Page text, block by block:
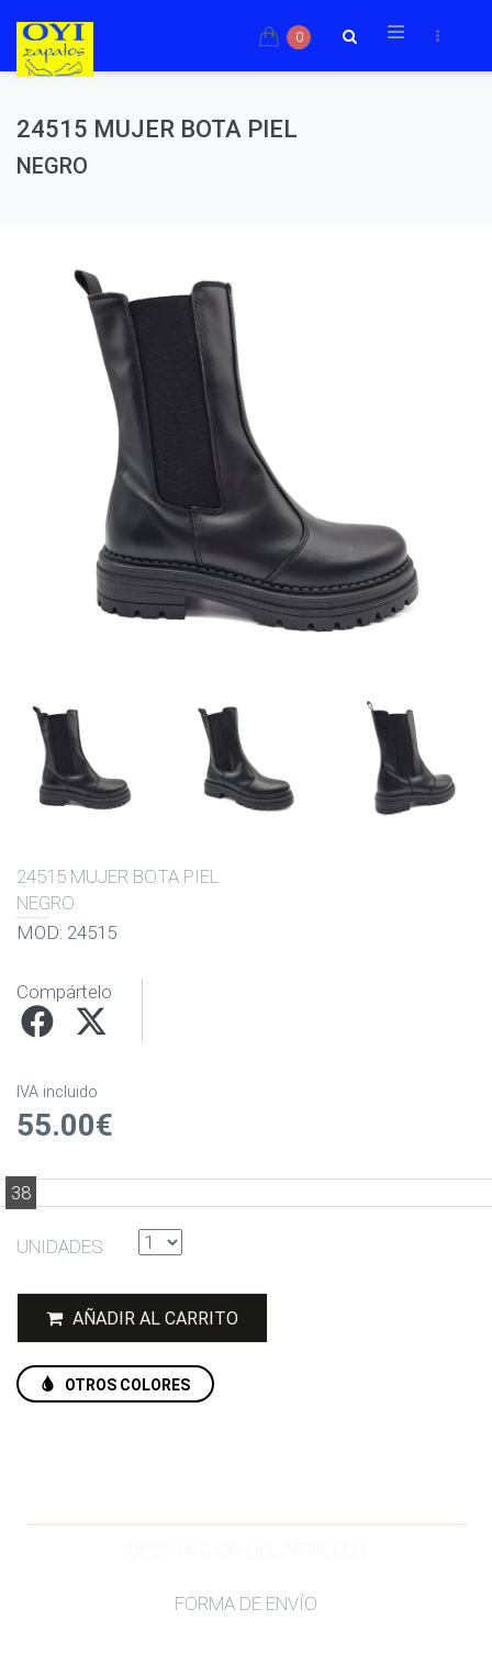
0
24515 MUJER BOTA PIEL
NEGRO
24515 MUJER BOTA PIEL
NEGRO
MOD: 24515
Compártelo
IVA incluido
55.00€
38
UNIDADES
AÑADIR AL CARRITO
OTROS COLORES
FORMA DE ENVÍO